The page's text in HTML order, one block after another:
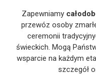
Zapewniamy
przewóz osoby
ceremonii
świeckich. Mogą
wsparcie na każdym
szczegół